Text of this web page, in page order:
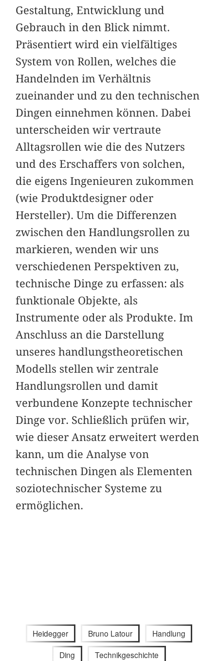
Gestaltung, Entwicklung und
Gebrauch in den Blick nimmt.
Präsentiert wird ein vielfältiges
System von Rollen, welches die
Handelnden im Verhältnis
zueinander und zu den technischen
Dingen einnehmen können. Dabei
unterscheiden wir vertraute
Alltagsrollen wie die des Nutzers
und des Erschaffers von solchen,
die eigens Ingenieuren zukommen
(wie Produktdesigner oder
Hersteller). Um die Differenzen
zwischen den Handlungsrollen zu
markieren, wenden wir uns
verschiedenen Perspektiven zu,
technische Dinge zu erfassen: als
funktionale Objekte, als
Instrumente oder als Produkte. Im
Anschluss an die Darstellung
unseres handlungstheoretischen
Modells stellen wir zentrale
Handlungsrollen und damit
verbundene Konzepte technischer
Dinge vor. Schließlich prüfen wir,
wie dieser Ansatz erweitert werden
kann, um die Analyse von
technischen Dingen als Elementen
soziotechnischer Systeme zu
ermöglichen.
Heidegger Bruno Latour Handlung
Ding Technikgeschichte